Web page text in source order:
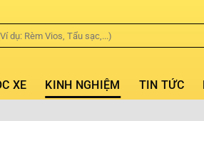
XE KINH NGHIỆM TIN TỨC